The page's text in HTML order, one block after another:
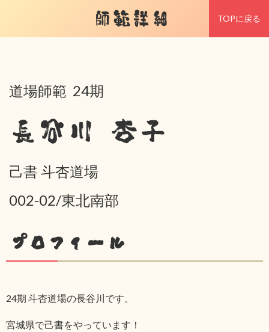
師範詳細 TOPに戻る
道場師範 24期
長谷川 杏子
己書 斗杏道場
002-02/東北南部
プロフィール
24期 斗杏道場の長谷川です。
宮城県で己書をやっています！